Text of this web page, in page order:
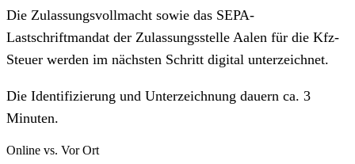
Die Zulassungsvollmacht sowie das SEPA-
Lastschriftmandat der Zulassungsstelle Aalen für die Kfz-
Steuer werden im nächsten Schritt digital unterzeichnet.
Die Identifizierung und Unterzeichnung dauern ca. 3
Minuten.
Online vs. Vor Ort